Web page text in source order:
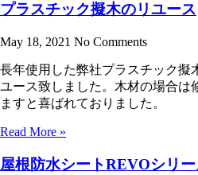
プラスチック擬木のリユース
May 18, 2021 No Comments
長年使用した弊社プラスチック擬
ユース致しました。木材の場合は
ますと喜ばれておりました。
Read More »
屋根防水シートREVOシリ